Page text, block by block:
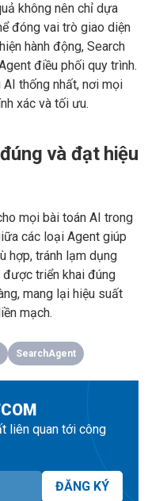
không nên chỉ dựa
đóng vai trò giao diện
hành động, Search
điều phối quy trình.
thống nhất, nơi mọi
xác và tối ưu.
và đạt hiệu
mọi bài toán AI trong
các loại Agent giúp
hợp, tránh lạm dụng
triển khai đúng
mang lại hiệu suất
mạch.
SearchAgent
liên quan tới công
ĐĂNG KÝ